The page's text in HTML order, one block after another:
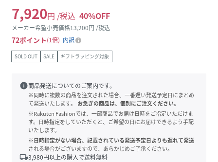
7,920円 /税込 40%OFF
メーカー希望小売価格13,200円 /税込
72ポイント 1倍 内訳
SOLD OUT SALE ギフトラッピング対象
info商品発送についてのご案内です。
※同時に複数の商品を注文された場合、一番遅い発送予定日にまとめ
て発送いたします。
お急ぎの商品は、個別にご注文ください。
※Rakuten Fashionでは、一部商品でお届け日時をご指定いただけま
す。日時指定をしていただくと、ご希望の日にお届けできるよう手配
いたします。
※日時指定がない場合、記載されている発送予定日よりも遅れて発送
される場合がございますので、あらかじめご了承ください。
local_shipping3,980円以上の購入で送料無料